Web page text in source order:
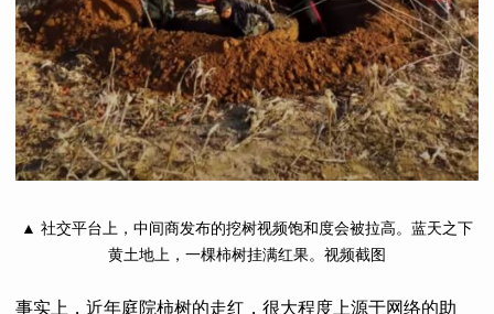
▲ 社交平台上，中间商发布的挖树视频饱和度会被拉高。蓝天之下
黄土地上，一棵柿树挂满红果。视频截图
事实上，近年庭院柿树的走红，很大程度上源于网络的助